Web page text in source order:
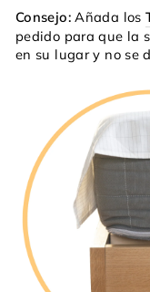
Consejo:Añada los
pedido para que la
en su lugar y no se